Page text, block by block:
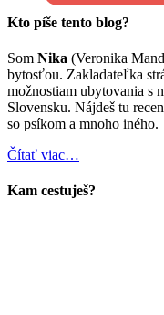
Kto píše tento blog?
Som Nika (Veronika
bytosťou. Zakladateľka
možnostiam ubytovania s
Slovensku. Nájdeš tu
so psíkom a mnoho iného.
Čítať viac…
Kam cestuješ?